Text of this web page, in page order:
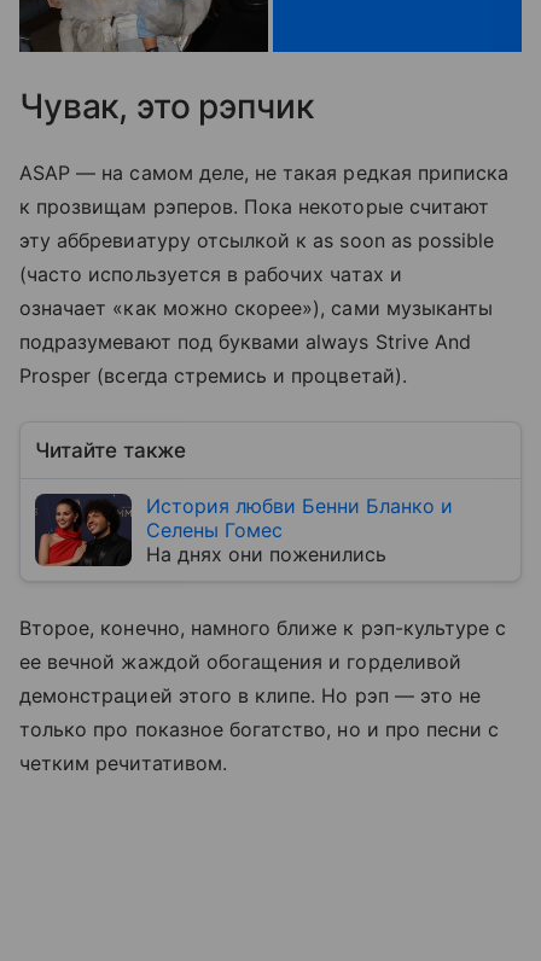
Чувак, это рэпчик
ASAP — на самом деле, не такая редкая приписка
к прозвищам рэперов. Пока некоторые считают
эту аббревиатуру отсылкой к as soon as possible
(часто используется в рабочих чатах и
означает «как можно скорее»), сами музыканты
подразумевают под буквами always Strive And
Prosper (всегда стремись и процветай).
Читайте также
История любви Бенни Бланко и
Селены Гомес
На днях они поженились
Второе, конечно, намного ближе к рэп-культуре с
ее вечной жаждой обогащения и горделивой
демонстрацией этого в клипе. Но рэп — это не
только про показное богатство, но и про песни с
четким речитативом.